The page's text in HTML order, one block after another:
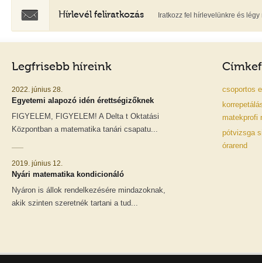
Hírlevél feliratkozás Iratkozz fel hírlevelünkre és
Legfrisebb híreink
2022. június 28.
Egyetemi alapozó idén érettségizőknek
FIGYELEM, FIGYELEM! A Delta t Oktatási
Központban a matematika tanári csapatu...
2019. június 12.
Nyári matematika kondicionáló
Nyáron is állok rendelkezésére mindazoknak,
akik szinten szeretnék tartani a tud...
csoportos
matekprofi
pótvizsga
órarend